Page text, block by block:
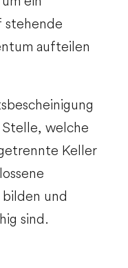
stehende
aufteilen
welche
Keller
bilden und
sind.